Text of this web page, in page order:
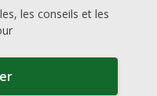
les conseils et les